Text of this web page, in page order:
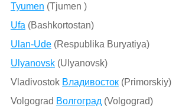
Tyumen (Tjumen )
Ufa (Bashkortostan)
Ulan-Ude(Respublika Buryatiya)
Ulyanovsk(Ulyanovsk)
Vladivostok Владивосток(Primorskiy)
Volgograd Волгоград (Volgograd)